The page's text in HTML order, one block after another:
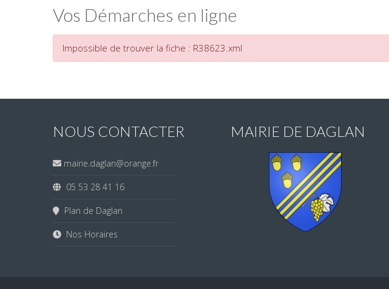
Vos Démarches en ligne
Impossible de trouver la fiche : R38623.xml
NOUS CONTACTER
mairie.daglan@orange.fr
05 53 28 41 16
Plan de Daglan
Nos Horaires
MAIRIE DE DAGLAN